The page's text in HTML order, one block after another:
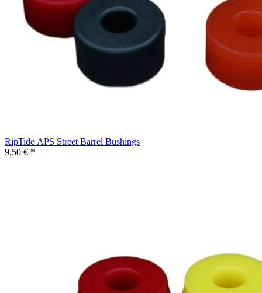
RipTide APS Street Barrel Bushings
9,50 € *